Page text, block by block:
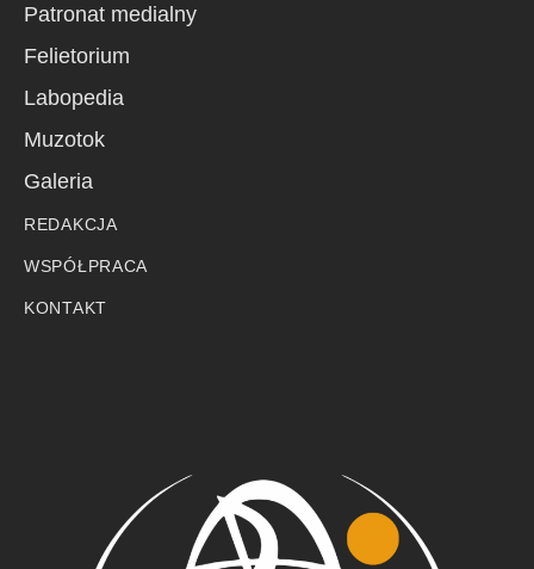
Patronat medialny
Felietorium
Labopedia
Muzotok
Galeria
REDAKCJA
WSPÓŁPRACA
KONTAKT